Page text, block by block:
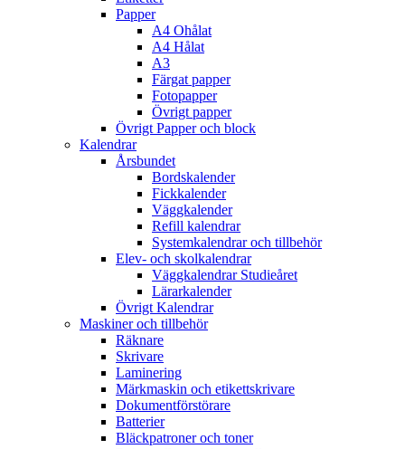
Papper
A4 Ohålat
A4 Hålat
A3
Färgat papper
Fotopapper
Övrigt papper
Övrigt Papper och block
Kalendrar
Årsbundet
Bordskalender
Fickkalender
Väggkalender
Refill kalendrar
Systemkalendrar och tillbehör
Elev- och skolkalendrar
Väggkalendrar Studieåret
Lärarkalender
Övrigt Kalendrar
Maskiner och tillbehör
Räknare
Skrivare
Laminering
Märkmaskin och etikettskrivare
Dokumentförstörare
Batterier
Bläckpatroner och toner